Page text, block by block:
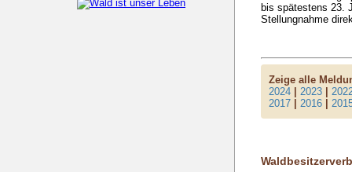
bis spätestens 23.
Stellungnahme
Zeige alle
2024 |2023 |
2017 |2016 |